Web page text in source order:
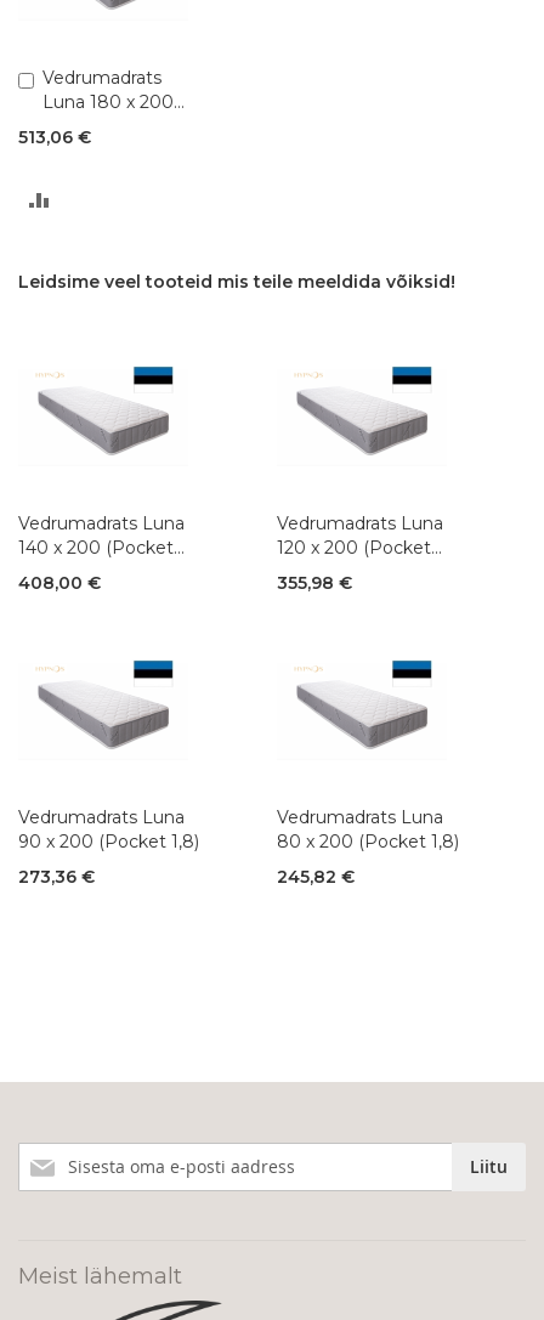
Vedrumadrats
Luna 180 x 200
(Pocket 1,8)
513,06 €
Lisa
ostukorvi
Leidsime veel tooteid mis teile meeldida võiksid!
Vedrumadrats Luna
140 x 200 (Pocket
1,8)
408,00 €
Vedrumadrats Luna
120 x 200 (Pocket
1,8)
355,98 €
Vedrumadrats Luna
90 x 200 (Pocket 1,8)
273,36 €
Vedrumadrats Luna
80 x 200 (Pocket 1,8)
245,82 €
meie
Liitu
Meist lähemalt